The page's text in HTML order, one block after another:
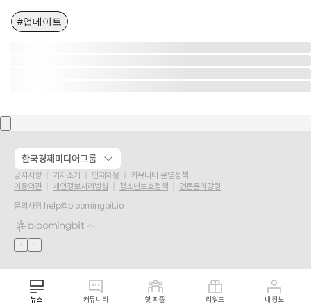
#업데이트
한국경제미디어그룹
공지사항 기자소개 인재채용
커뮤니티 운영정책
이용약관
개인정보처리방침 청소년보호정책
언론윤리강령
문의사항 help@bloomingbit.io
뉴스 커뮤니티 핫 피플 리워드 내 정보